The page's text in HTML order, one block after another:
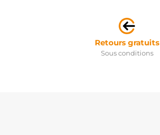
Retours gratuits
Sous conditions